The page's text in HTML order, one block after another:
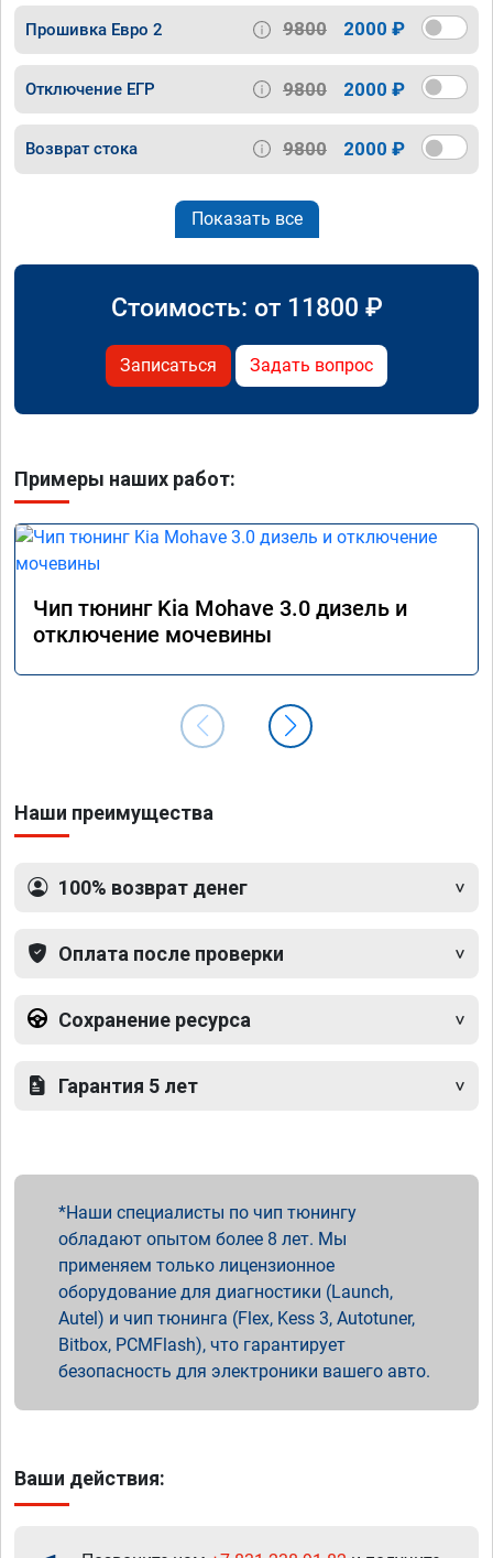
Прошивка Евро 2 9800 2000 ₽
Отключение ЕГР 9800 2000 ₽
Возврат стока 9800 2000 ₽
Показать все
Стоимость: от 11800 ₽
Записаться Задать вопрос
Примеры наших работ:
Чип тюнинг Kia Mohave 3.0 дизель и
отключение мочевины
Наши преимущества
100% возврат денег
Оплата после проверки
Сохранение ресурса
Гарантия 5 лет
Наши специалисты по чип тюнингу
обладают опытом более 8 лет. Мы
применяем только лицензионное
оборудование для диагностики (Launch,
Autel) и чип тюнинга (Flex, Kess 3, Autotuner,
Bitbox, PCMFlash), что гарантирует
безопасность для электроники вашего авто.
Ваши действия: